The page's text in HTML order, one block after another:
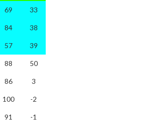
69 33
84 38
57 39
88 50
86 3
100 -2
91 -1